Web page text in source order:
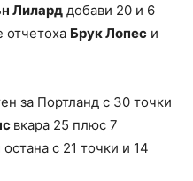
Лилард добави 20 и 6
отчетоха Брук Лопес и
за Портланд с 30 точки
вкара 25 плюс 7
остана с 21 точки и 14